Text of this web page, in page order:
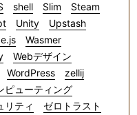
shell Slim
Steam
Unity
Upstash
Wasmer
Webデザイン
WordPress
zellij
ピューティング
リティ
ゼロトラスト